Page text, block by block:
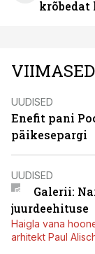
krõbedat
UUDISED
Enefit pani
päikesepargi
UUDISED
Galerii:
juurdeehituse
Haigla vana
arhitekt Paul